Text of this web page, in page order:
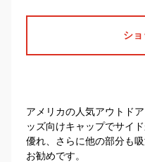
シ
アメリカの人気アウトド
ッズ向けキャップでサイ
優れ、さらに他の部分も
お勧めです。